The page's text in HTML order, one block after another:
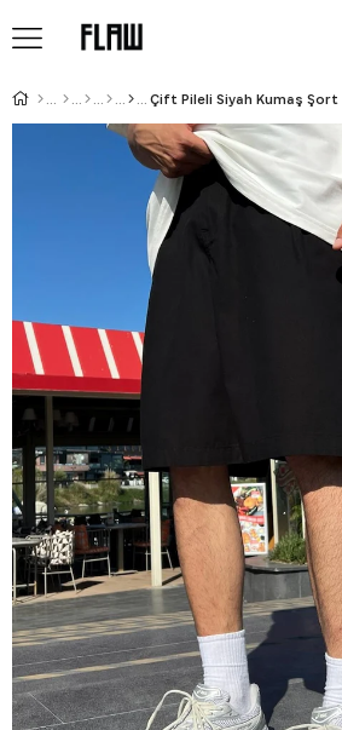
Çift Pileli Siyah Kumaş Şort